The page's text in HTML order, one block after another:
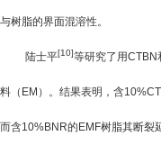
与树脂的界面混溶性。
陆士平[10]等研究了用CTBN
料（ EM ）。结果表明，含
而含10%BNR的 EMF树脂其断裂